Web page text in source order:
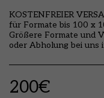
KOSTENFREIER
für Formate bis 100 x
Größere Formate und
oder Abholung bei uns
200€